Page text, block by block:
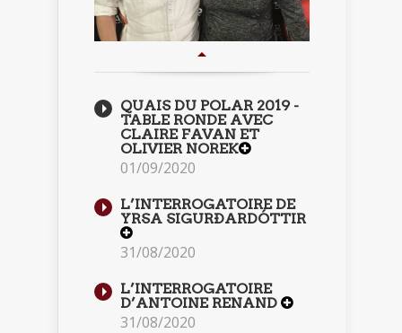
QUAIS DU POLAR 2019 -
TABLE RONDE AVEC
CLAIRE FAVAN ET
OLIVIER NOREK
01/09/2020
L’INTERROGATOIRE DE
YRSA SIGURÐARDÓTTIR
31/08/2020
L’INTERROGATOIRE
D’ANTOINE RENAND
31/08/2020